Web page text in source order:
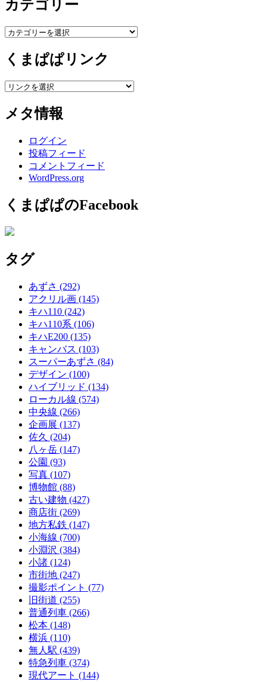
カ
イ
ブ
カテゴリー
カ
ゴ
リ
ー
くまぱぱリンク
メタ情報
ログイン
投稿フィード
コメントフィード
WordPress.org
くまぱぱのFacebook
タグ
あずさ (292)
アクリル画 (145)
キハ110 (242)
キハ110系 (106)
キハE200 (135)
キャンバス (103)
スーパーあずさ (84)
デザイン (100)
ハイブリッド (134)
ローカル線 (574)
中央線 (266)
企画展 (137)
佐久 (204)
八ヶ岳 (147)
公園 (93)
写真 (107)
博物館 (88)
古い建物 (427)
商店街 (269)
地方私鉄 (147)
小海線 (700)
小淵沢 (384)
小諸 (124)
市街地 (247)
撮影ポイント (77)
旧街道 (255)
普通列車 (266)
松本 (148)
横浜 (110)
無人駅 (439)
特急列車 (374)
現代アート (144)